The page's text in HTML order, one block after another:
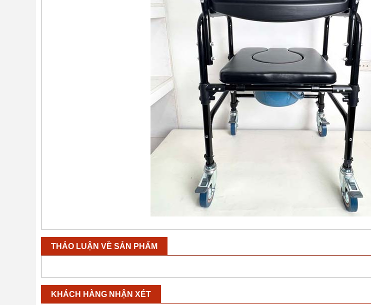
THẢO LUẬN VỀ SẢN PHẨM
KHÁCH HÀNG NHẬN XÉT